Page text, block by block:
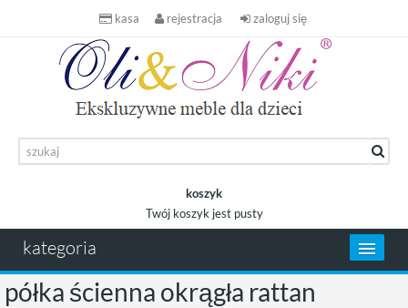
kasa rejestracja zaloguj się
koszyk
Twój koszyk jest pusty
kategoria
półka ścienna okrągła rattan